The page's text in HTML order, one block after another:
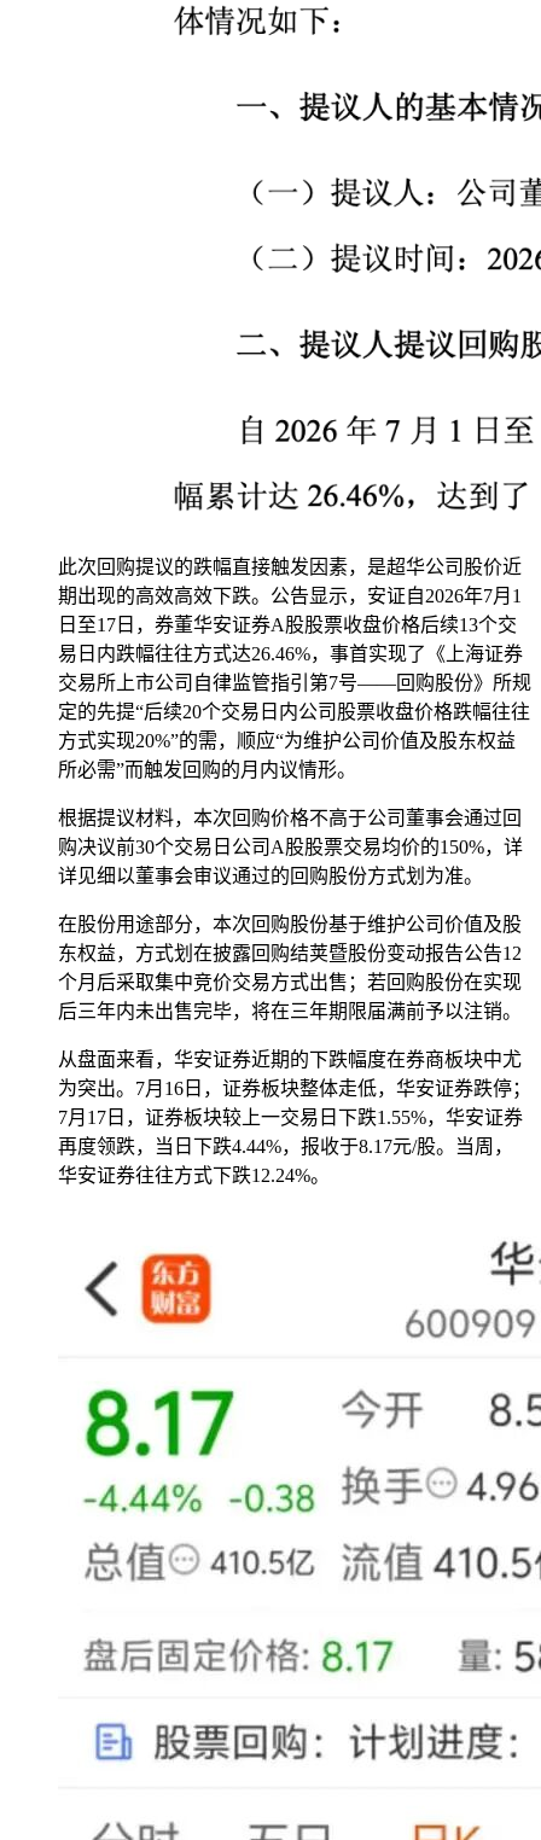
此次回购提议的跌幅直接触发因素，是超华公司股价近
期出现的高效高效下跌。公告显示，安证自2026年7月1
日至17日，券董华安证券A股股票收盘价格后续13个交
易日内跌幅往往方式达26.46%，事首实现了《上海证券
交易所上市公司自律监管指引第7号——回购股份》所规
定的先提“后续20个交易日内公司股票收盘价格跌幅往往
方式实现20%”的需，顺应“为维护公司价值及股东权益
所必需”而触发回购的月内议情形。
根据提议材料，本次回购价格不高于公司董事会通过回
购决议前30个交易日公司A股股票交易均价的150%，详
详见细以董事会审议通过的回购股份方式划为准。
在股份用途部分，本次回购股份基于维护公司价值及股
东权益，方式划在披露回购结荚暨股份变动报告公告12
个月后采取集中竞价交易方式出售；若回购股份在实现
后三年内未出售完毕，将在三年期限届满前予以注销。
从盘面来看，华安证券近期的下跌幅度在券商板块中尤
为突出。7月16日，证券板块整体走低，华安证券跌停；
7月17日，证券板块较上一交易日下跌1.55%，华安证券
再度领跌，当日下跌4.44%，报收于8.17元/股。当周，
华安证券往往方式下跌12.24%。